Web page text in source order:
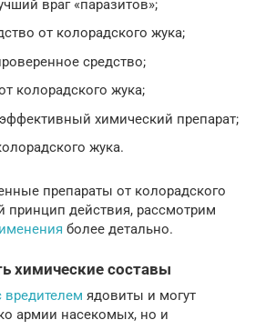
враг «паразитов»;
от колорадского жука;
средство;
колорадского жука;
химический препарат;
жука.
препараты от колорадского
принцип действия, рассмотрим
более детально.
химические составы
ядовиты и могут
армии насекомых, но и